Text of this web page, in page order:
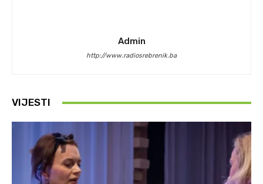
Admin
http://www.radiosrebrenik.ba
VIJESTI